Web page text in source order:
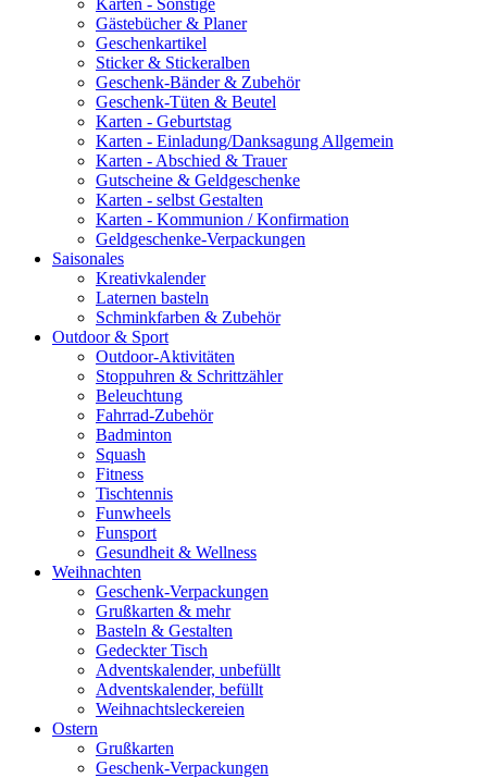
Karten - Sonstige
Gästebücher & Planer
Geschenkartikel
Sticker & Stickeralben
Geschenk-Bänder & Zubehör
Geschenk-Tüten & Beutel
Karten - Geburtstag
Karten - Einladung/Danksagung Allgemein
Karten - Abschied & Trauer
Gutscheine & Geldgeschenke
Karten - selbst Gestalten
Karten - Kommunion / Konfirmation
Geldgeschenke-Verpackungen
Saisonales
Kreativkalender
Laternen basteln
Schminkfarben & Zubehör
Outdoor & Sport
Outdoor-Aktivitäten
Stoppuhren & Schrittzähler
Beleuchtung
Fahrrad-Zubehör
Badminton
Squash
Fitness
Tischtennis
Funwheels
Funsport
Gesundheit & Wellness
Weihnachten
Geschenk-Verpackungen
Grußkarten & mehr
Basteln & Gestalten
Gedeckter Tisch
Adventskalender, unbefüllt
Adventskalender, befüllt
Weihnachtsleckereien
Ostern
Grußkarten
Geschenk-Verpackungen